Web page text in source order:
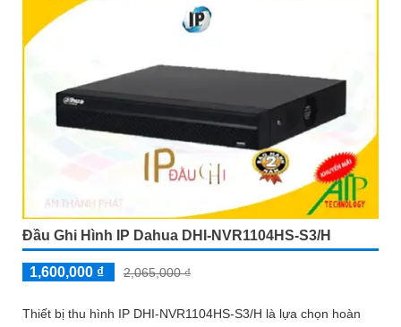
Đầu Ghi Hình IP Dahua DHI-NVR1104HS-S3/H
1,600,000 ₫ 2,065,000 ₫
Thiết bị thu hình IP DHI-NVR1104HS-S3/H là lựa chọn hoàn